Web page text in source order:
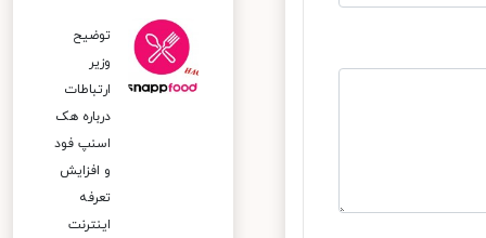
توضیح
وزیر
ارتباطات
درباره هک
اسنپ‌ فود
و افزایش
تعرفه
اینترنت